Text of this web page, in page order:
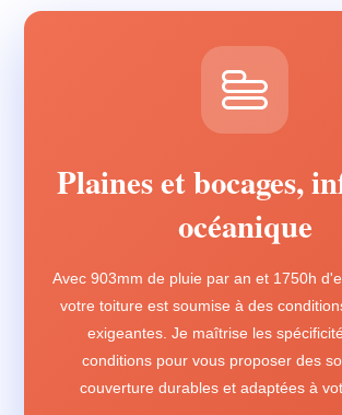
Plaines et bocages,
océanique
Avec 903mm de pluie par an et 1750h
votre toiture est soumise à des
exigeantes. Je maîtrise les
conditions pour vous proposer des
couverture durables et adaptées à